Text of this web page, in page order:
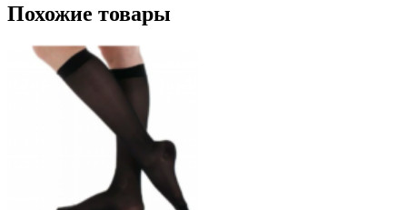
Похожие товары